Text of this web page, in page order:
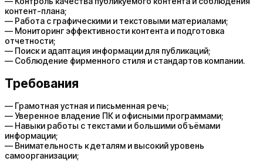
контент-плана;
— Работа с графическими и текстовыми материалами;
— Мониторинг эффективности контента и подготовка
отчетности;
— Поиск и адаптация информации для публикаций;
— Соблюдение фирменного стиля и стандартов компании.
Требования
— Грамотная устная и письменная речь;
— Уверенное владение ПК и офисными программами;
— Навыки работы с текстами и большими объёмами
информации;
— Внимательность к деталям и высокий уровень
самоорганизации;